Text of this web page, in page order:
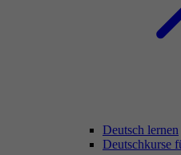
Deutsch lernen
Deutschkurse